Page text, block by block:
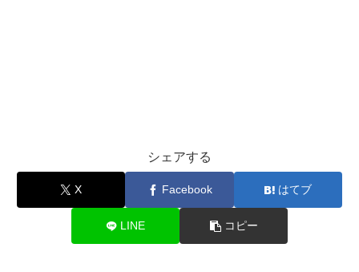
シェアする
X Facebook はてブ
LINE コピー